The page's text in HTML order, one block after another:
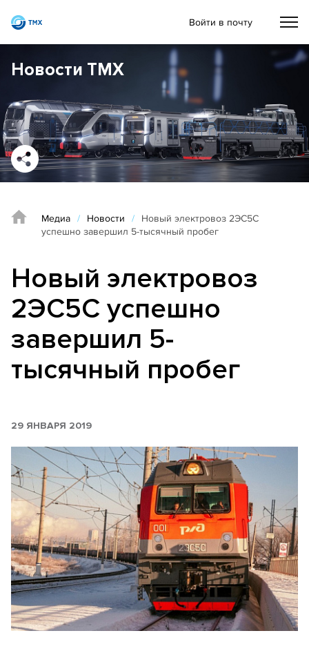
Войти в почту
Новости ТМХ
Медиа / Новости /
Новый электровоз 2ЭС5С
успешно завершил 5-тысячный пробег
Новый электровоз
2ЭС5С успешно
завершил 5-
тысячный пробег
29 ЯНВАРЯ 2019